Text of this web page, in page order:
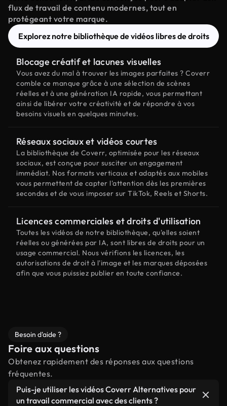
flux de travail de contenu modernes, tout en
protégeant votre marque.
Explorez notre bibliothèque de vidéos libres de droits
Blocage créatif et lacunes visuelles
Vous avez du mal à trouver les images parfaites ? Coverr
comble ce manque grâce à une sélection de scènes
réelles et à une génération IA rapide, vous permettant
ainsi de libérer votre créativité et de répondre à vos
besoins visuels en quelques minutes.
Réseaux sociaux et vidéos courtes
La bibliothèque de Coverr, optimisée pour les réseaux
sociaux, est conçue pour susciter un engagement
immédiat. Nos formats verticaux et adaptés aux mobiles
vous permettent de capter l'attention dès les premières
secondes et de vous imposer sur TikTok, Reels et Shorts.
Licences commerciales et droits d'utilisation
Toutes les vidéos de notre bibliothèque, qu'elles soient
réelles ou générées par IA, sont libres de droits pour un
usage commercial. Nous vérifions les licences, les
autorisations de droit à l'image et les marques déposées
afin que vous puissiez publier en toute confiance.
Besoin d'aide ?
Foire aux questions
Obtenez rapidement des réponses aux questions
fréquentes.
Puis-je utiliser les vidéos Coverr Alternatives pour
un travail commercial avec des clients ?